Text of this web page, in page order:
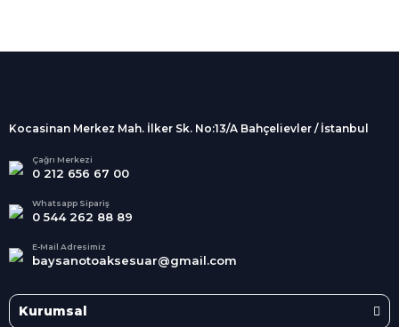
Alışveriş
kargolanmaktadır.
Tüm Kredi Kartlarına taksit
seçenekleri
Kocasinan Merkez Mah. İlker Sk. No:13/A Bahçelievler / İstanbul
Çağrı Merkezi
0 212 656 67 00
Whatsapp Sipariş
0 544 262 88 89
E-Mail Adresimiz
baysanotoaksesuar@gmail.com
Kurumsal